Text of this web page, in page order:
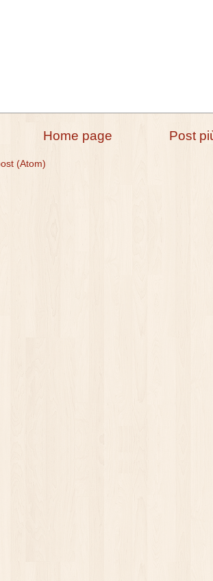
Post
Home page
(Atom)